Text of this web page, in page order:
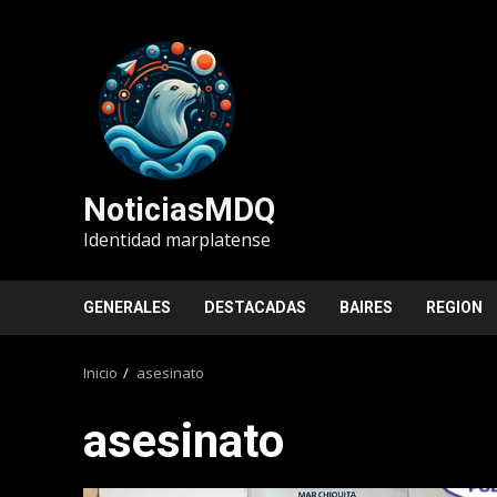
NoticiasMDQ
Identidad marplatense
GENERALES DESTACADAS BAIRES REGION
Inicio asesinato
asesinato